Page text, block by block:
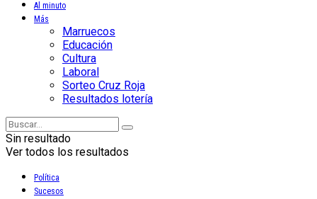
Al minuto
Más
Marruecos
Educación
Cultura
Laboral
Sorteo Cruz Roja
Resultados lotería
Sin resultado
Ver todos los resultados
Política
Sucesos